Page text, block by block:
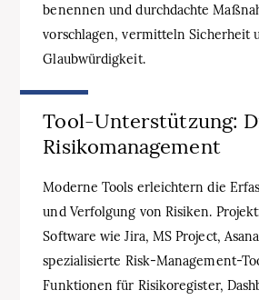
benennen und durchdachte
vorschlagen, vermitteln Sicherheit
Glaubwürdigkeit.
Tool-Unterstützung:
Risikomanagement
Moderne Tools erleichtern die
und Verfolgung von Risiken.
Software wie Jira, MS Project,
spezialisierte Risk-Management-
Funktionen für Risikoregister,